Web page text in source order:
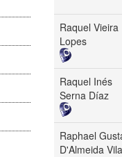
Raquel Vieira
Lopes
Raquel Inés
Serna Díaz
Raphael
D'Almeida